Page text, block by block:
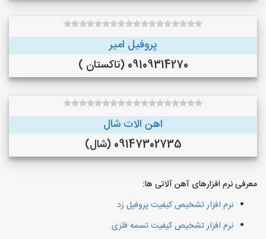
پروفیل امیر
09109314270 (تاکستان )
اهن الات شال
09147302735 (شال)
معرفی نرم افزارهای آهن آلاتی ها:
نرم افزار تشخیص کیفیت پروفیل زد
نرم افزار تشخیص کیفیت تسمه فلزی